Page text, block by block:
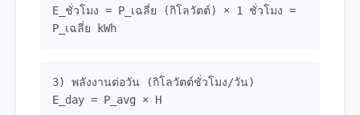
E_ชั่วโมง = P_เฉลี่ย (กิโลวัตต์) × 1 ชั่วโมง =
P_เฉลี่ย kWh
3) พลังงานต่อวัน (กิโลวัตต์ชั่วโมง/วัน)
E_day = P_avg × H